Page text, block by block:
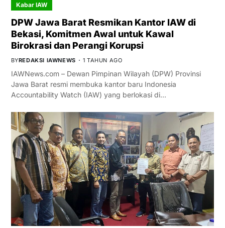
Kabar IAW
DPW Jawa Barat Resmikan Kantor IAW di
Bekasi, Komitmen Awal untuk Kawal
Birokrasi dan Perangi Korupsi
BYREDAKSI IAWNEWS 1 TAHUN AGO
IAWNews.com – Dewan Pimpinan Wilayah (DPW) Provinsi
Jawa Barat resmi membuka kantor baru Indonesia
Accountability Watch (IAW) yang berlokasi di…